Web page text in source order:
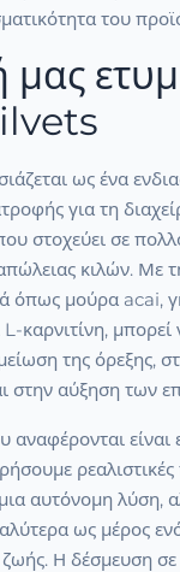
του
μας
ως ένα
για τη
στοχεύει σε
κιλών. Με
όπως μούρα acai,
καρνιτίνη,
της όρεξης,
στην αύξηση των
είναι
αυτόνομη λύση,
ως μέρος
ζωής. Η δέσμευση